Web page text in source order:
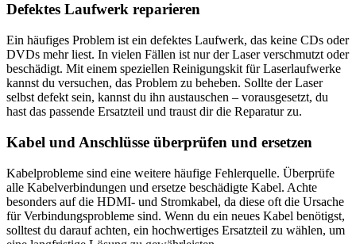
Defektes Laufwerk reparieren
Ein häufiges Problem ist ein defektes Laufwerk, das keine CDs oder
DVDs mehr liest. In vielen Fällen ist nur der Laser verschmutzt oder
beschädigt. Mit einem speziellen Reinigungskit für Laserlaufwerke
kannst du versuchen, das Problem zu beheben. Sollte der Laser
selbst defekt sein, kannst du ihn austauschen – vorausgesetzt, du
hast das passende Ersatzteil und traust dir die Reparatur zu.
Kabel und Anschlüsse überprüfen und ersetzen
Kabelprobleme sind eine weitere häufige Fehlerquelle. Überprüfe
alle Kabelverbindungen und ersetze beschädigte Kabel. Achte
besonders auf die HDMI- und Stromkabel, da diese oft die Ursache
für Verbindungsprobleme sind. Wenn du ein neues Kabel benötigst,
solltest du darauf achten, ein hochwertiges Ersatzteil zu wählen, um